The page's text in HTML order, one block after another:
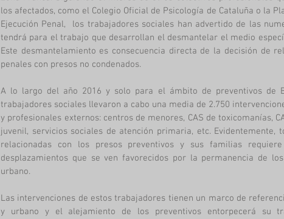
los afectados, como el Colegio Oficial de Psicología de Cataluña o la
Ejecución Penal,  los trabajadores sociales han advertido de las
tendrá para el trabajo que desarrollan el desmantelar el medio
Este desmantelamiento es consecuencia directa de la decisión de
penales con presos no condenados.
A lo largo del año 2016 y solo para el ámbito de preventivos de
trabajadores sociales llevaron a cabo una media de 2.750
y profesionales externos: centros de menores, CAS de toxicomanías,
juvenil, servicios sociales de atención primaria, etc. Evidentemente,
relacionadas con los presos preventivos y sus familias
desplazamientos que se ven favorecidos por la permanencia de
urbano.
Las intervenciones de estos trabajadores tienen un marco de
y urbano y el alejamiento de los preventivos entorpecerá su